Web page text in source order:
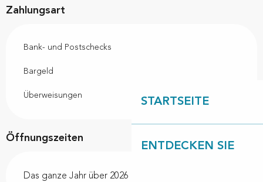
STARTSEITE
ENTDECKEN SIE
Zahlungsart
Bank- und Postschecks
Bargeld
Überweisungen
Öffnungszeiten
Das ganze Jahr über 2026